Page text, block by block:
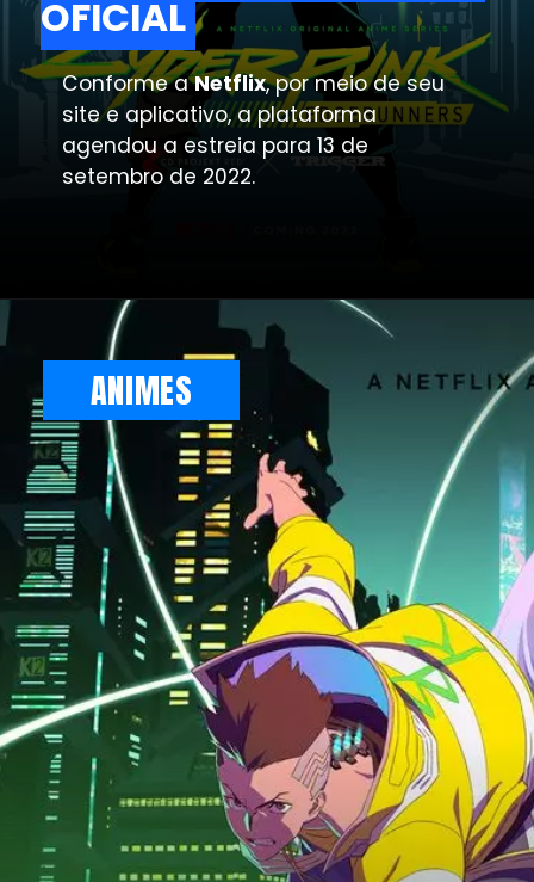
OFICIAL
OFICIAL
Conforme aNetflix, por meio de seu
site e aplicativo, a plataforma
agendou a estreia para 13 de
setembro de 2022.
ANIMES